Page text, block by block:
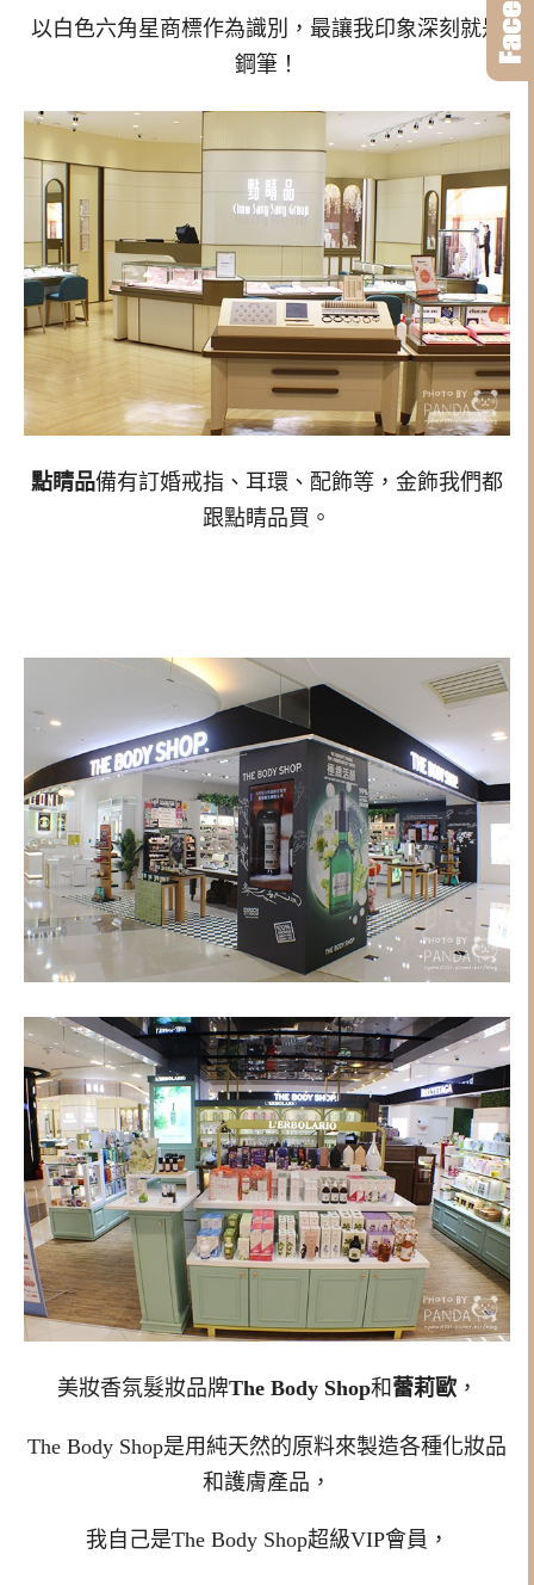
以白色六角星商標作為識別，最讓我印象深刻就是
鋼筆！
點睛品備有訂婚戒指、耳環、配飾等，金飾我們都
跟點睛品買。
美妝香氛髮妝品牌The Body Shop和 蕾莉歐，
The Body Shop是用純天然的原料來製造各種化妝品
和護膚產品，
我自己是The Body Shop超級VIP會員，